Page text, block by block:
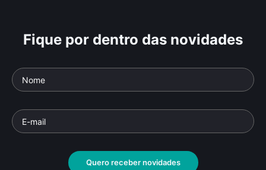
Fique por dentro das novidades
Quero receber novidades